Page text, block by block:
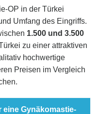
OP in der Türkei
Umfang des Eingriffs.
1.500 und 3.500
zu einer attraktiven
hochwertige
Preisen im Vergleich
eine Gynäkomastie-